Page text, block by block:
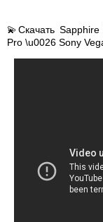
💫Скачать
Pro \u0026 Sony